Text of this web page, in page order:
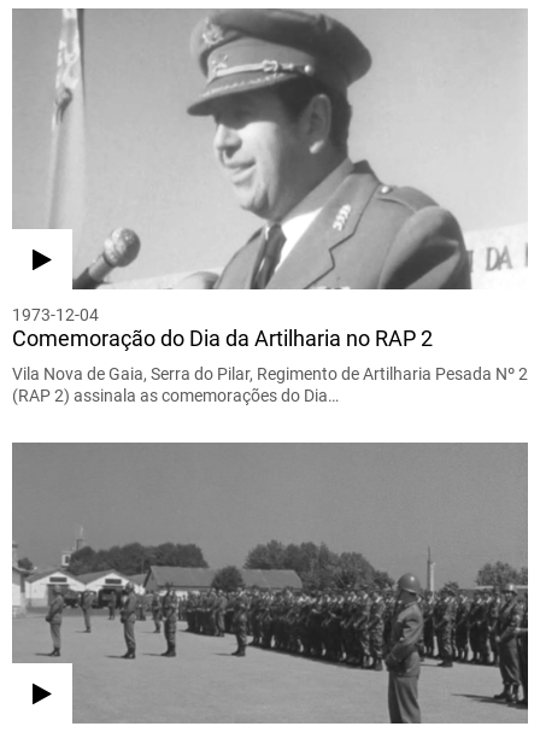
1973-12-04
Comemoração do Dia da Artilharia no RAP 2
Vila Nova de Gaia, Serra do Pilar, Regimento de Artilharia Pesada Nº 2
(RAP 2) assinala as comemorações do Dia…